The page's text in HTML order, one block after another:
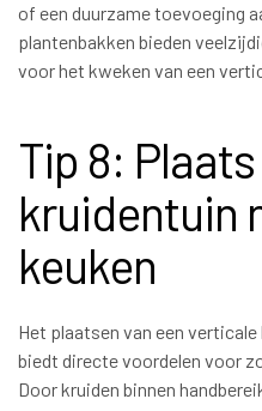
of een duurzame toevoeging
plantenbakken bieden
voor het kweken van een
Tip 8:
kruidentuin
keuken
Het plaatsen van een
biedt directe voordelen voor
Door kruiden binnen